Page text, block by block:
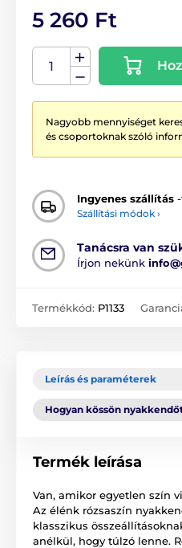
5 260 Ft
Nagyobb mennyiséget
és csoportoknak szóló
Ingyenes szállítás
Szállítási módok ›
Tanácsra van
Írjon nekünk
Termékkód: P1133
Leírás és paraméterek
Hogyan kössön
Termék leírása
Van, amikor egyetlen szín
Az élénk rózsaszín
klasszikus
anélkül, hogy túlzó lenne.